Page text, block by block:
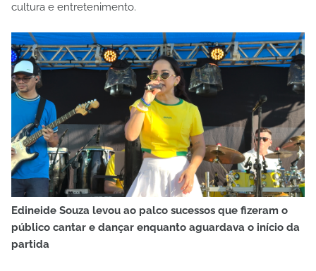
cultura e entretenimento.
Edineide Souza levou ao palco sucessos que fizeram o
público cantar e dançar enquanto aguardava o início da
partida